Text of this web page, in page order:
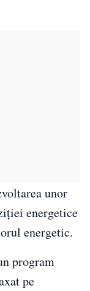
unor
energetice
energetic.
program
pe